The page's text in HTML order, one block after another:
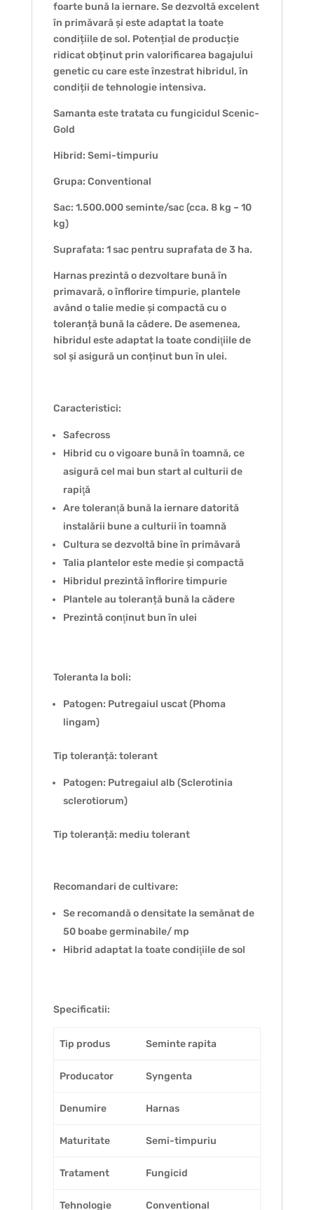
foarte bună la iernare. Se dezvoltă excelent
în primăvară și este adaptat la toate
condițiile de sol. Potențial de producție
ridicat obținut prin valorificarea bagajului
genetic cu care este înzestrat hibridul, în
condiții de tehnologie intensiva.
Samanta este tratata cu fungicidul Scenic-
Gold
Hibrid: Semi-timpuriu
Grupa: Conventional
Sac: 1.500.000 seminte/sac (cca. 8 kg – 10
kg)
Suprafata: 1 sac pentru suprafata de 3 ha.
Harnas prezintă o dezvoltare bună în
primavară, o înflorire timpurie, plantele
având o talie medie și compactă cu o
toleranță bună la cădere. De asemenea,
hibridul este adaptat la toate condiţiile de
sol și asigură un conținut bun în ulei.
Caracteristici:
Safecross
Hibrid cu o vigoare bună în toamnă, ce
asigură cel mai bun start al culturii de
rapiţă
Are toleranţă bună la iernare datorită
instalării bune a culturii în toamnă
Cultura se dezvoltă bine în primăvară
Talia plantelor este medie și compactă
Hibridul prezintă înflorire timpurie
Plantele au toleranță bună la cădere
Prezintă conţinut bun în ulei
Toleranta la boli:
Patogen: Putregaiul uscat (Phoma
lingam)
Tip toleranță: tolerant
Patogen: Putregaiul alb (Sclerotinia
sclerotiorum)
Tip toleranță: mediu tolerant
Recomandari de cultivare:
Se recomandă o densitate la semănat de
50 boabe germinabile/ mp
Hibrid adaptat la toate condiţiile de sol
Specificatii:
Tip produs Seminte rapita
Producator Syngenta
Denumire Harnas
Maturitate Semi-timpuriu
Tratament Fungicid
Tehnologie Conventional